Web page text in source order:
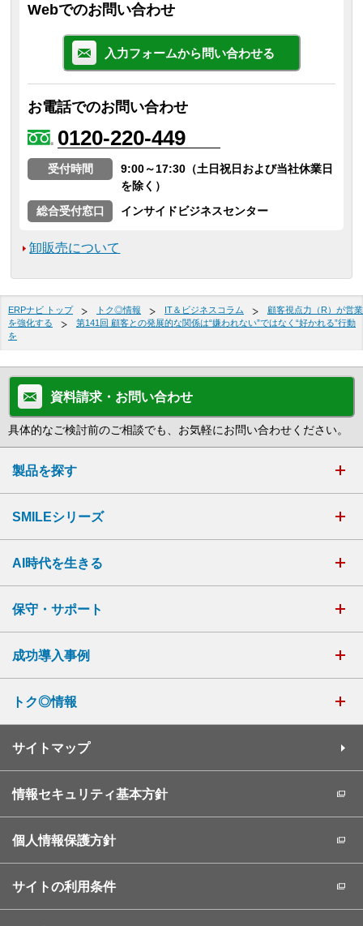
Webでのお問い合わせ
入力フォームから問い合わせる
お電話でのお問い合わせ
0120-220-449
受付時間
9:00～17:30（土日祝日および当社休業日
を除く）
総合受付窓口
インサイドビジネスセンター
卸販売について
ERPナビ トップ トク◎情報 IT＆ビジネスコラム
顧客視点力（R）が営業
を強化する
第141回 顧客との発展的な関係は“嫌われない”ではなく“好かれる”行動
を
資料請求・お問い合わせ
具体的なご検討前のご相談でも、お気軽にお問い合わせください。
製品を探す
SMILEシリーズ
AI時代を生きる
保守・サポート
成功導入事例
トク◎情報
サイトマップ
情報セキュリティ基本方針
個人情報保護方針
サイトの利用条件